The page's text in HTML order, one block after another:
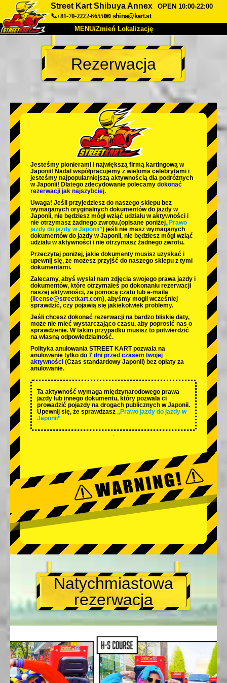
Street Kart Shibuya Annex
OPEN 10:00-22:00
📞+81-70-2222-6655📧 shina@kart.st
MENU/Zmień Lokalizację
TOP
O nas Specyfikacja Cena
Firma Rezerwacja
Zmień Lokalizację
Tokyo Shinagawa Tokyo Akihabara#1
Tokyo Akihabara#2
Tokyo Shibuya Annex Tokyo Bay
Tokyo Asakusa Osaka
Okinawa
Rezerwacja
Jesteśmy pionierami i największą firmą kartingową w
Japonii! Nadal współpracujemy z wieloma celebrytami i
jesteśmy najpopularniejszą aktywnością dla podróżnych
w Japonii! Dlatego zdecydowanie polecamy dokonać
rezerwacji jak najszybciej.
Uwaga! Jeśli przyjedziesz do naszego sklepu bez
wymaganych oryginalnych dokumentów do jazdy w
Japonii, nie będziesz mógł wziąć udziału w aktywności i
nie otrzymasz żadnego zwrotu.(opisane poniżej„Prawo
jazdy do jazdy w Japonii”) jeśli nie masz wymaganych
dokumentów do jazdy w Japonii, nie będziesz mógł wziąć
udziału w aktywności i nie otrzymasz żadnego zwrotu.
Przeczytaj poniżej, jakie dokumenty musisz uzyskać i
upewnij się, że możesz przyjść do naszego sklepu z tymi
dokumentami.
Zalecamy, abyś wysłał nam zdjęcia swojego prawa jazdy i
dokumentów, które otrzymałeś po dokonaniu rezerwacji
naszej aktywności, za pomocą czatu lub e-maila
( license@streetkart.com), abyśmy mogli wcześniej
sprawdzić, czy pojawią się jakiekolwiek problemy.
Jeśli chcesz dokonać rezerwacji na bardzo bliskie daty,
może nie mieć wystarczająco czasu, aby poprosić nas o
sprawdzenie. W takim przypadku musisz to potwierdzić
na własną odpowiedzialność.
Polityka anulowania STREET KART pozwala na
anulowanie tylko do 7 dni przed czasem twojej
aktywności (Czas standardowy Japonii) bez opłaty za
anulowanie.
Ta aktywność wymaga międzynarodowego prawa
jazdy lub innego dokumentu, który pozwala ci
prowadzić pojazdy na drogach publicznych w Japonii.
Upewnij się, że sprawdzasz „Prawo jazdy do jazdy w
Japonii”
Natychmiastowa
rezerwacja